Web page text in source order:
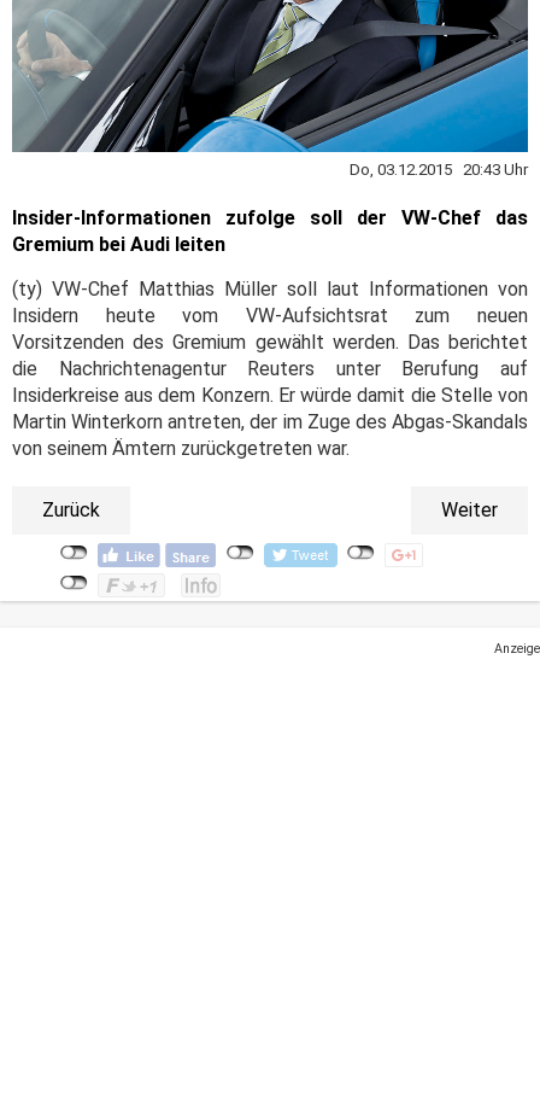
Do, 03.12.2015 20:43 Uhr
Insider-Informationen zufolge soll der VW-Chef das
Gremium bei Audi leiten
(ty) VW-Chef Matthias Müller soll laut Informationen von
Insidern heute vom VW-Aufsichtsrat zum neuen
Vorsitzenden des Gremium gewählt werden. Das berichtet
die Nachrichtenagentur Reuters unter Berufung auf
Insiderkreise aus dem Konzern. Er würde damit die Stelle von
Martin Winterkorn antreten, der im Zuge des Abgas-Skandals
von seinem Ämtern zurückgetreten war.
Zurück Weiter
Anzeige